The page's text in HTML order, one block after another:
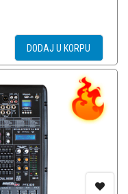
DODAJ U KORPU